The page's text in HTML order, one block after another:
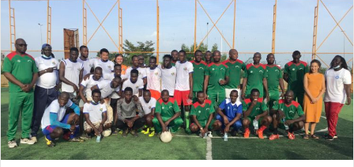
v
o
y
e
r
u
n
c
o